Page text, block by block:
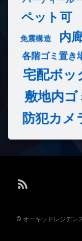
ペット可
免震構造 内
各階ゴミ置き
宅配ボッ
敷地内
防犯カメ
RSS
© オーキッドレジデン